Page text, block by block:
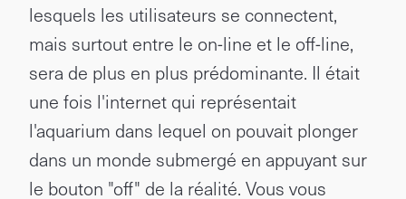
lesquels les utilisateurs se connectent,
mais surtout entre le on-line et le off-line,
sera de plus en plus prédominante. Il était
une fois l'internet qui représentait
l'aquarium dans lequel on pouvait plonger
dans un monde submergé en appuyant sur
le bouton "off" de la réalité. Vous vous